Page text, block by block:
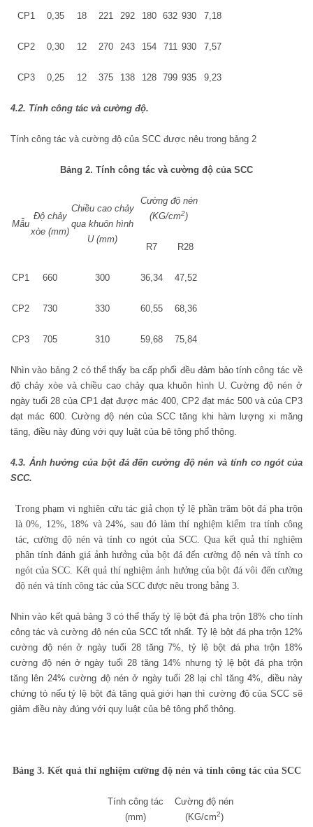
CP1 0,35 18 221 292 180 632 930 7,18
CP2 0,30 12 270 243 154 711 930 7,57
CP3 0,25 12 375 138 128 799 935 9,23
4.2. Tính công tác và cường độ.
Tính công tác và cường độ của SCC được nêu trong bảng 2
Bảng 2. Tính công tác và cường độ của SCC
Mẫu
Độ chảy
xòe (mm)
Chiều cao chảy
qua khuôn hình
U (mm)
Cường độ nén
(KG/cm2)
R7 R28
CP1 660 300 36,34 47,52
CP2 730 330 60,55 68,36
CP3 705 310 59,68 75,84
Nhìn vào bảng 2 có thể thấy ba cấp phối đều đảm bảo tính công tác về
độ chảy xòe và chiều cao chảy qua khuôn hình U. Cường độ nén ở
ngày tuổi 28 của CP1 đạt được mác 400, CP2 đạt mác 500 và của CP3
đạt mác 600. Cường độ nén của SCC tăng khi hàm lượng xi măng
tăng, điều này đúng với quy luật của bê tông phổ thông.
4.3. Ảnh hưởng của bột đá đến cường độ nén và tính co ngót của
SCC.
Trong phạm vi nghiên cứu tác giả chọn tỷ lệ phần trăm bột đá pha trộn
là 0%, 12%, 18% và 24%, sau đó làm thí nghiệm kiểm tra tính công
tác, cường độ nén và tính co ngót của SCC. Qua kết quả thí nghiệm
phân tính đánh giá ảnh hưởng của bột đá đến cường độ nén và tính co
ngót của SCC. Kết quả thí nghiệm ảnh hưởng của bột đá vôi đến cường
độ nén và tính công tác của SCC được nêu trong bảng 3.
Nhìn vào kết quả bảng 3 có thể thấy tỷ lệ bột đá pha trộn 18% cho tính
công tác và cường độ nén của SCC tốt nhất. Tỷ lệ bột đá pha trộn 12%
cường độ nén ở ngày tuổi 28 tăng 7%, tỷ lệ bột đá pha trộn 18%
cường độ nén ở ngày tuổi 28 tăng 14% nhưng tỷ lệ bột đá pha trộn
tăng lên 24% cường độ nén ở ngày tuổi 28 lại chỉ tăng 4%, điều này
chứng tỏ nếu tỷ lệ bột đá tăng quá giới hạn thì cường độ của SCC sẽ
giảm điều này đúng với quy luật của bê tông phổ thông.
Bảng 3. Kết quả thí nghiệm cường độ nén và tính công tác của SCC
Tính công tác
(mm)
Cường độ nén
(KG/cm2)